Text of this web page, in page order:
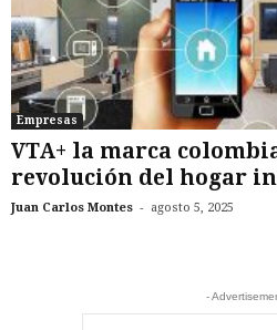
Empresas
VTA+ la marca
revolución del hogar
Juan Carlos Montes - agosto 5, 2025
-